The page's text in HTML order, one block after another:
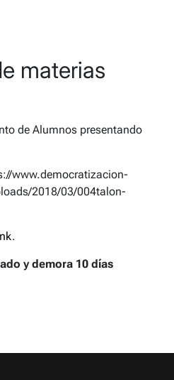
materias
de Alumnos presentando
www.democratizacion-
2018/03/004talon-
.
y demora 10 días